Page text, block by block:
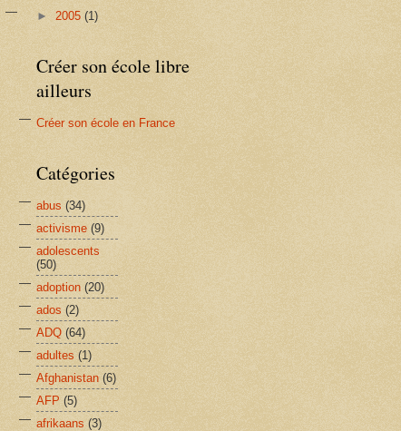
► 2005 (1)
Créer son école libre
ailleurs
Créer son école en France
Catégories
abus (34)
activisme (9)
adolescents
(50)
adoption (20)
ados (2)
ADQ (64)
adultes (1)
Afghanistan (6)
AFP (5)
afrikaans (3)